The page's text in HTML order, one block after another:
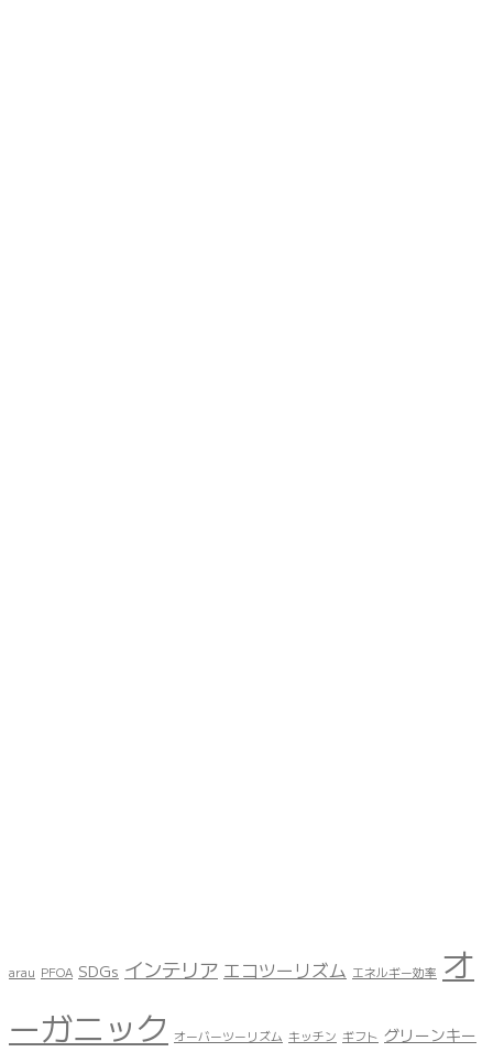
arau PFOA SDGs インテリア エコツーリズム エネルギー効率 オ
ーガニック オーバーツーリズム キッチン ギフト グリーンキー